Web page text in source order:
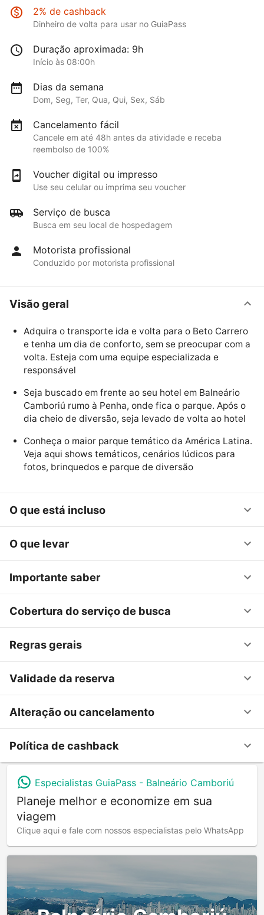
2% de cashback
Dinheiro de volta para usar no GuiaPass
Duração aproximada: 9h
Início às 08:00h
Dias da semana
Dom, Seg, Ter, Qua, Qui, Sex, Sáb
Cancelamento fácil
Cancele em até 48h antes da atividade e receba
reembolso de 100%
Voucher digital ou impresso
Use seu celular ou imprima seu voucher
Serviço de busca
Busca em seu local de hospedagem
Motorista profissional
Conduzido por motorista profissional
Visão geral
Adquira o transporte ida e volta para o Beto Carrero
e tenha um dia de conforto, sem se preocupar com a
volta. Esteja com uma equipe especializada e
responsável
Seja buscado em frente ao seu hotel em Balneário
Camboriú rumo à Penha, onde fica o parque. Após o
dia cheio de diversão, seja levado de volta ao hotel
Conheça o maior parque temático da América Latina.
Veja aqui shows temáticos, cenários lúdicos para
fotos, brinquedos e parque de diversão
O que está incluso
O que levar
Importante saber
Cobertura do serviço de busca
Regras gerais
Validade da reserva
Alteração ou cancelamento
Política de cashback
Especialistas GuiaPass - Balneário Camboriú
Planeje melhor e economize em sua
viagem
Clique aqui e fale com nossos especialistas pelo WhatsApp